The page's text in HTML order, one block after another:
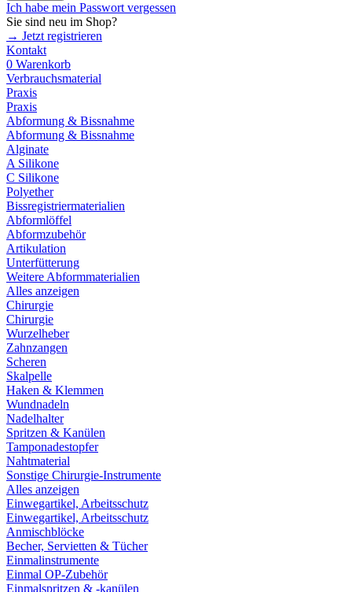
Ich habe mein Passwort vergessen
Sie sind neu im Shop?
→ Jetzt registrieren
Kontakt
0 Warenkorb
Verbrauchsmaterial
Praxis
Praxis
Abformung & Bissnahme
Abformung & Bissnahme
Alginate
A Silikone
C Silikone
Polyether
Bissregistriermaterialien
Abformlöffel
Abformzubehör
Artikulation
Unterfütterung
Weitere Abformmaterialien
Alles anzeigen
Chirurgie
Chirurgie
Wurzelheber
Zahnzangen
Scheren
Skalpelle
Haken & Klemmen
Wundnadeln
Nadelhalter
Spritzen & Kanülen
Tamponadestopfer
Nahtmaterial
Sonstige Chirurgie-Instrumente
Alles anzeigen
Einwegartikel, Arbeitsschutz
Einwegartikel, Arbeitsschutz
Anmischblöcke
Becher, Servietten & Tücher
Einmalinstrumente
Einmal OP-Zubehör
Einmalspritzen & -kanülen